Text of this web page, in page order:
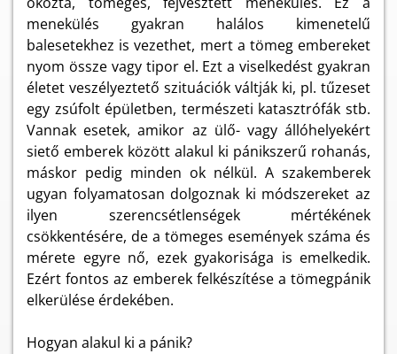
menekülés gyakran halálos kimenetelű
balesetekhez is vezethet, mert a tömeg embereket
nyom össze vagy tipor el. Ezt a viselkedést gyakran
életet veszélyeztető szituációk váltják ki, pl. tűzeset
egy zsúfolt épületben, természeti katasztrófák stb.
Vannak esetek, amikor az ülő- vagy állóhelyekért
siető emberek között alakul ki pánikszerű rohanás,
máskor pedig minden ok nélkül. A szakemberek
ugyan folyamatosan dolgoznak ki módszereket az
ilyen szerencsétlenségek mértékének
csökkentésére, de a tömeges események száma és
mérete egyre nő, ezek gyakorisága is emelkedik.
Ezért fontos az emberek felkészítése a tömegpánik
elkerülése érdekében.
Hogyan alakul ki a pánik?